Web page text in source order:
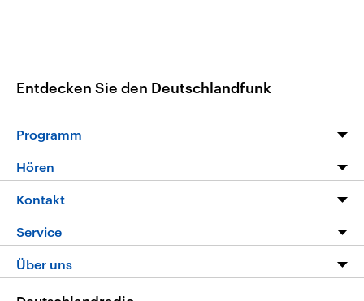
Entdecken Sie den Deutschlandfunk
Programm
Programm
Die Nachrichten
Nachrichtenleicht
Neue Beiträge auf dlf.de
Hören
Livestream
Podcasts
Deutschlandfunk App
Kontakt
Hörerservice
Service
FAQ
Über uns